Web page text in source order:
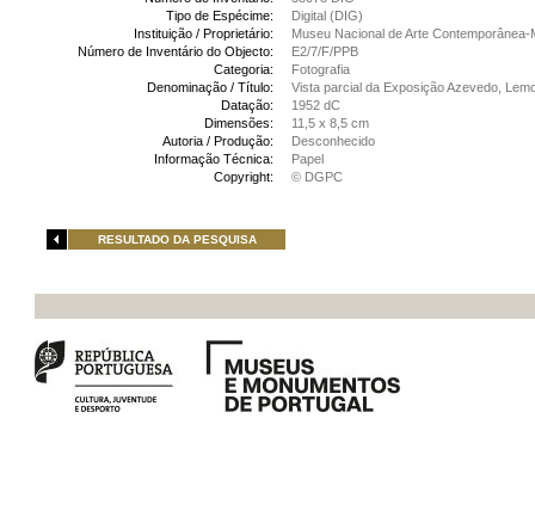
Tipo de Espécime:
Digital (DIG)
Instituição / Proprietário:
Museu Nacional de Arte Contemporânea-
Número de Inventário do Objecto:
E2/7/F/PPB
Categoria:
Fotografia
Denominação / Título:
Vista parcial da Exposição Azevedo,
Datação:
1952 dC
Dimensões:
11,5 x 8,5 cm
Autoria / Produção:
Desconhecido
Informação Técnica:
Papel
Copyright:
© DGPC
RESULTADO DA PESQUISA